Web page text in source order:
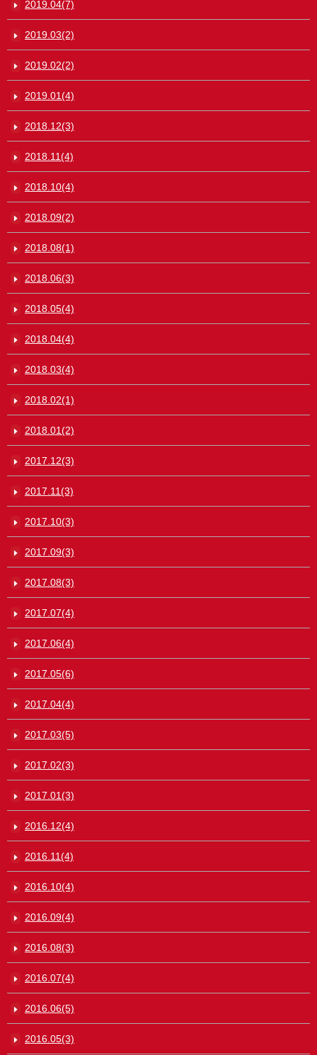
2019.04(7)
2019.03(2)
2019.02(2)
2019.01(4)
2018.12(3)
2018.11(4)
2018.10(4)
2018.09(2)
2018.08(1)
2018.06(3)
2018.05(4)
2018.04(4)
2018.03(4)
2018.02(1)
2018.01(2)
2017.12(3)
2017.11(3)
2017.10(3)
2017.09(3)
2017.08(3)
2017.07(4)
2017.06(4)
2017.05(6)
2017.04(4)
2017.03(5)
2017.02(3)
2017.01(3)
2016.12(4)
2016.11(4)
2016.10(4)
2016.09(4)
2016.08(3)
2016.07(4)
2016.06(5)
2016.05(3)